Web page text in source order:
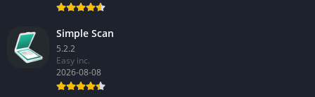
Simple Scan
5.2.2
Easy inc.
2026-08-08